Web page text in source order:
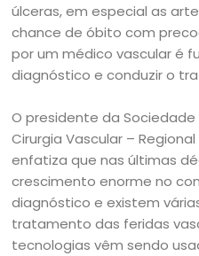
úlceras, em especial as
chance de óbito com
por um médico vascular é
diagnóstico e conduzir o
O presidente da
Cirurgia Vascular – Regional
enfatiza que nas últimas
crescimento enorme no
diagnóstico e existem
tratamento das feridas
tecnologias vêm sendo